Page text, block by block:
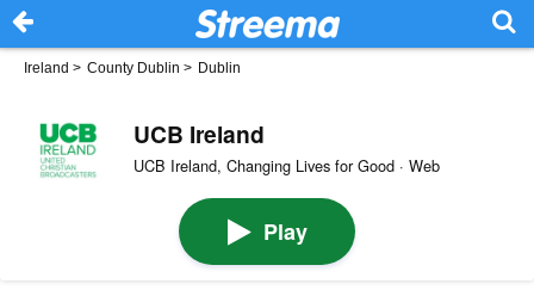
Ireland > County Dublin > Dublin
UCB Ireland
UCB Ireland, Changing Lives for Good · Web
Play